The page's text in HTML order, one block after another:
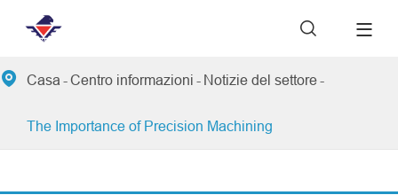

 Casa Centro informazioni Notizie del settore
The Importance of Precision Machining